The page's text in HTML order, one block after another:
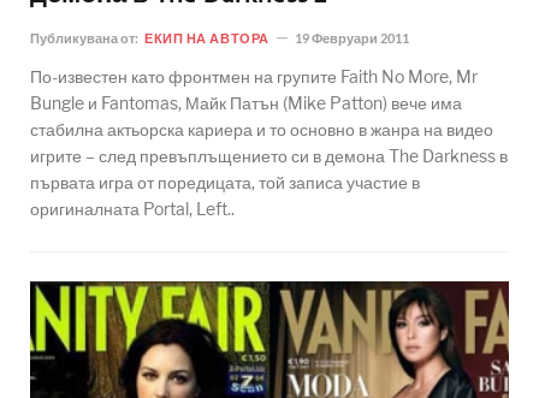
Публикувана от: ЕКИП НА АВТОРА 19 Февруари 2011
По-известен като фронтмен на групите Faith No More, Mr
Bungle и Fantomas, Майк Патън (Mike Patton) вече има
стабилна актьорска кариера и то основно в жанра на видео
игрите – след превъплъщението си в демона The Darkness в
първата игра от поредицата, той записа участие в
оригиналната Portal, Left..